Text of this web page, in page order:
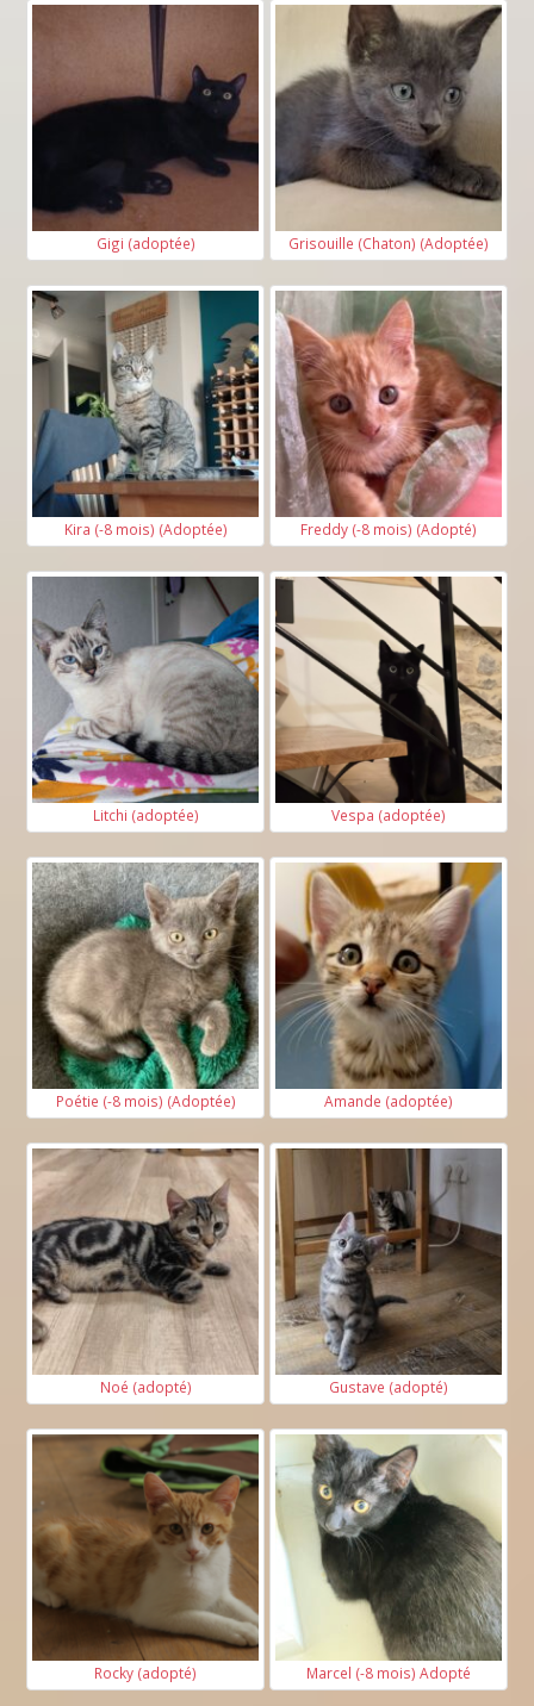
Gigi (adoptée) Grisouille (Chaton) (Adoptée)
Kira (-8 mois) (Adoptée) Freddy (-8 mois) (Adopté)
Litchi (adoptée) Vespa (adoptée)
Poétie (-8 mois) (Adoptée) Amande (adoptée)
Noé (adopté) Gustave (adopté)
Rocky (adopté) Marcel (-8 mois) Adopté